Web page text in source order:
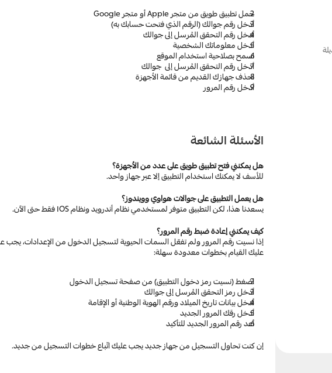
حمل تطبيق طويق من متجر Apple أو متجر Google
أدخل رقم جوالك (الرقم الذي فتحت حسابك به)
أدخل رقم التحقق المُرسل إلى جوالك
أدخل معلوماتك الشخصية
اسمح بصلاحية استخدام الموقع
أدخل رقم التحقق المُرسل إلى  جوالك
احذف جهازك القديم من قائمة الأجهزة
أدخل رقم المرور
الأسئلة الشائعة
هل يمكنني فتح تطبيق طويق على عدد من الأجهزة؟
للأسف لا يمكنك استخدام التطبيق إلا عبر جهاز واحد.
هل يعمل التطبيق على جوالات هواوي وويندوز؟
يسعدنا هذا، لكن التطبيق متوفر لمستخدمي نظام أندرويد ونظام IOS فقط حتى الآن.
كيف يمكنني إعادة ضبط رقم المرور؟
عليك القيام بخطوات معدودة سهلة:
اضغط (نسيت رمز دخول التطبيق) من صفحة تسجيل الدخول
أدخل رمز التحقق المُرسل إلى جوالك
أدخل بيانات تاريخ الميلاد ورقم الهوية الوطنية أو الإقامة
أدخل رقك المرور الجديد
أعد رقم المرور الجديد للتأكيد
إن كنت تحاول التسجيل من جهاز جديد يجب عليك اتّباع خطوات التسجيل من جديد.